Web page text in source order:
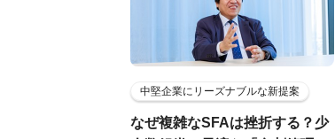
中堅企業にリーズナブルな新提案
なぜ複雑なSFAは挫折する？少